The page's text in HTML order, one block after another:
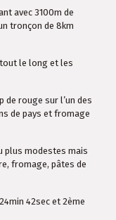
avec 3100m de
tronçon de 8km
le long et les
de rouge sur l’un des
de pays et fromage
plus modestes mais
fromage, pâtes de
42sec et 2ème